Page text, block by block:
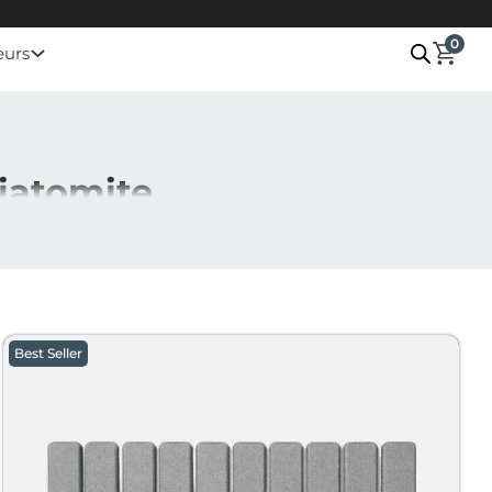
0
, aux tonalités grises plus profondes et envoûtantes.
Best Seller